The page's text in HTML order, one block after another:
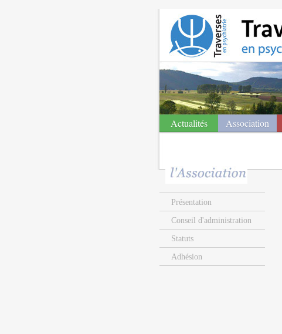
Actualités Association
Présentation
Conseil d'administration
Statuts
Adhésion